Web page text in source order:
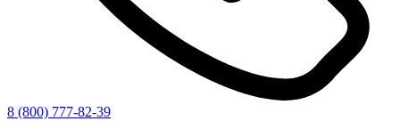
8 (800) 777-82-39